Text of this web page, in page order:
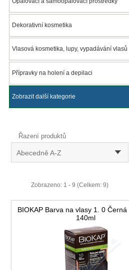
Dekorativní kosmetika
Vlasová kosmetika, lupy, vypadávání vlasů
Přípravky na holení a depilaci
Zobrazit další kategorie
Řazení produktů
Abecedně A-Z
Zobrazeno: 1 - 9 (Celkem: 9)
BIOKAP Barva na vlasy 1. 0
140ml